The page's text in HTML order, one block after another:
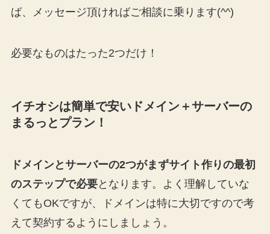
ば、メッセージ頂ければご相談に乗ります(^^)
必要なものはたった2つだけ！
イチオシは簡単で安いドメイン＋サーバーの
まるっとプラン！
ドメインとサーバーの2つがまずサイト作りの最初
のステップで必要となります。よく理解していな
くてもOKですが、ドメインは特に大切ですので考
えて契約するようにしましょう。